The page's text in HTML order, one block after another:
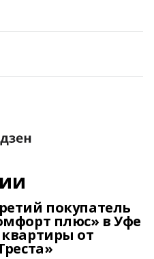
покупатель
плюс» в Уфе
от